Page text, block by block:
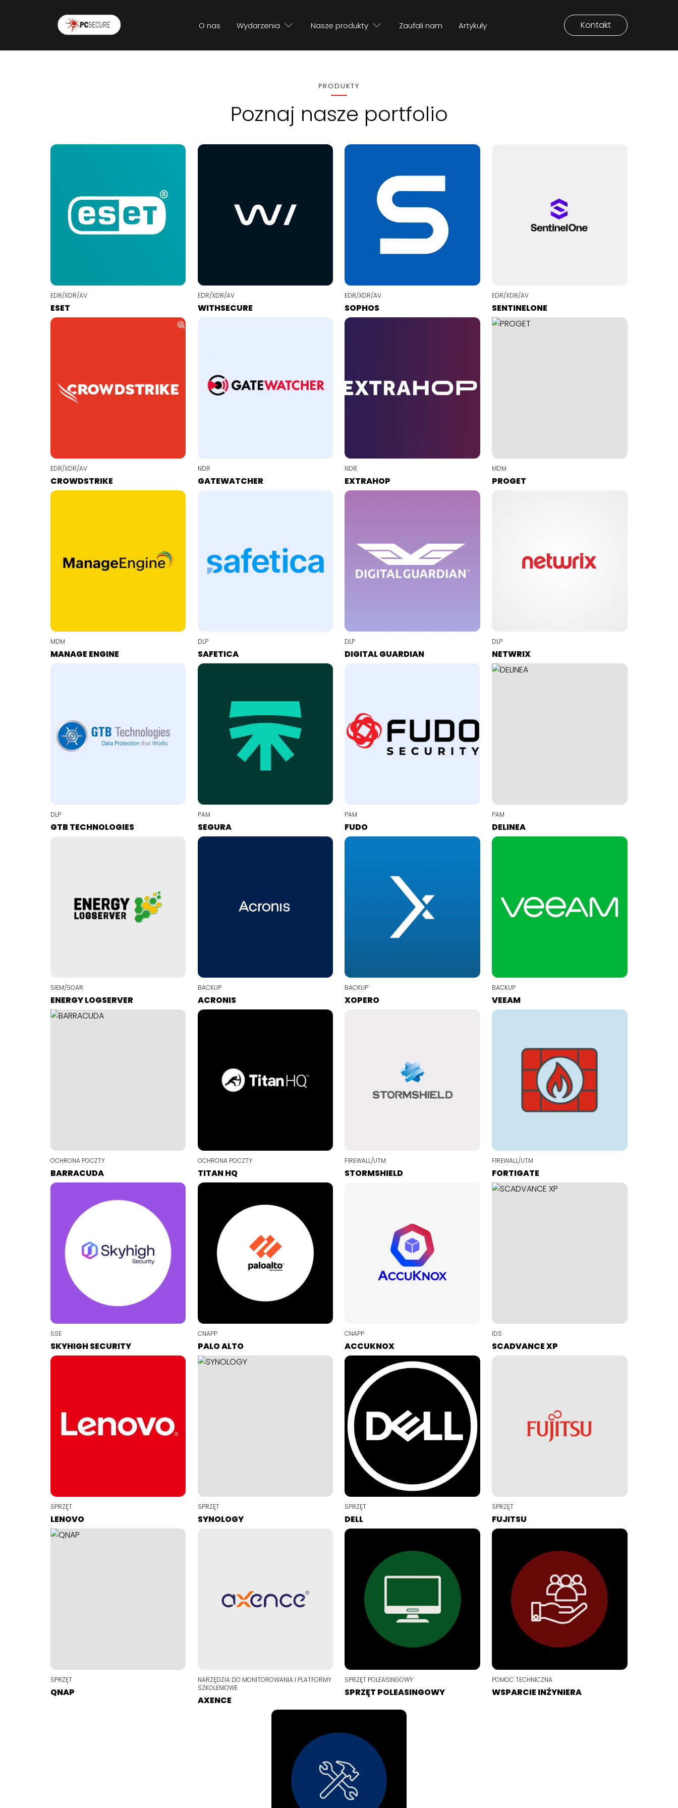
O nas Wydarzenia Nasze produkty Zaufali nam Artykuły Kontakt
PRODUKTY
Poznaj nasze portfolio
EDR/XDR/AV
ESET
EDR/XDR/AV
WITHSECURE
EDR/XDR/AV
SOPHOS
EDR/XDR/AV
SENTINELONE
EDR/XDR/AV
CROWDSTRIKE
NDR
GATEWATCHER
NDR
EXTRAHOP
MDM
PROGET
MDM
MANAGE ENGINE
DLP
SAFETICA
DLP
DIGITAL GUARDIAN
DLP
NETWRIX
DLP
GTB TECHNOLOGIES
PAM
SEGURA
PAM
FUDO
PAM
DELINEA
SIEM/SOAR
ENERGY LOGSERVER
BACKUP
ACRONIS
BACKUP
XOPERO
BACKUP
VEEAM
OCHRONA POCZTY
BARRACUDA
OCHRONA POCZTY
TITAN HQ
FIREWALL/UTM
STORMSHIELD
FIREWALL/UTM
FORTIGATE
SSE
SKYHIGH SECURITY
CNAPP
PALO ALTO
CNAPP
ACCUKNOX
IDS
SCADVANCE XP
SPRZĘT
LENOVO
SPRZĘT
SYNOLOGY
SPRZĘT
DELL
SPRZĘT
FUJITSU
SPRZĘT
QNAP
NARZĘDZIA DO MONITOROWANIA I PLATFORMY
SZKOLENIOWE
AXENCE
SPRZĘT POLEASINGOWY
SPRZĘT POLEASINGOWY
POMOC TECHNICZNA
WSPARCIE INŻYNIERA